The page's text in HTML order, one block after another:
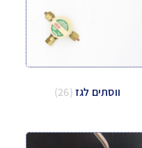
ווסתים לגז(26)